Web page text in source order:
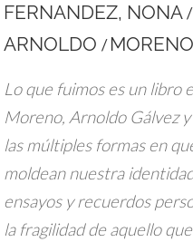
FERNANDEZ, NONA/
ARNOLDO/
Lo que fuimos es un libro
Moreno, Arnoldo Gálvez
las múltiples formas en
moldean nuestra
ensayos y recuerdos
la fragilidad de aquello